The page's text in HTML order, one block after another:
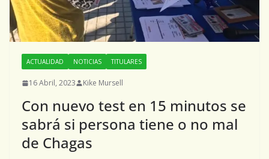
ACTUALIDAD NOTICIAS TITULARES
16 Abril, 2023 Kike Mursell
Con nuevo test en 15 minutos se
sabrá si persona tiene o no mal
de Chagas